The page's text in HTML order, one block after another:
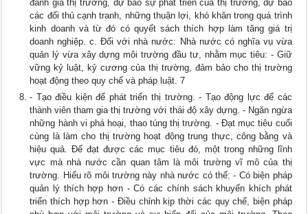
đánh giá thị trường, dự báo sự phát triển của thị trường, dự báo
các đối thủ cạnh tranh, những thuận lợi, khó khăn trong quá trình
kinh doanh và từ đó có quyết sách thích hợp làm tăng giá trị
doanh nghiệp. c. Đối với nhà nước: Nhà nước có nghĩa vụ vừa
quản lý vừa xây dựng môi trường đầu tư, nhằm mục tiêu: - Giữ
vững kỷ luật, kỷ cương của thị trường, đảm bảo cho thị trường
hoạt động theo quy chế và pháp luật. 7
- Tạo điều kiện để phát triển thị trường. - Tạo động lực để các
thành viên tham gia thị trường với thái độ xây dựng. - Ngăn ngừa
những hành vi phá hoại, thao túng thị trường. - Đạt mục tiêu cuối
cùng là làm cho thị trường hoạt động trung thực, công bằng và
hiệu quả. Để đạt được các mục tiêu đó, một trong những lĩnh
vực mà nhà nước cần quan tâm là môi trường vĩ mô của thị
trường. Hiểu rõ môi trường này nhà nước có thể: - Có biện pháp
quản lý thích hợp hơn - Có các chính sách khuyến khích phát
triển thích hợp hơn - Điều chỉnh kịp thời các quy chế, biện pháp